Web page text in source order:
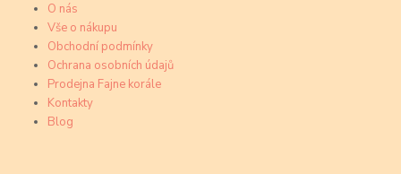
O nás
Vše o nákupu
Obchodní podmínky
Ochrana osobních údajů
Prodejna Fajne korále
Kontakty
Blog